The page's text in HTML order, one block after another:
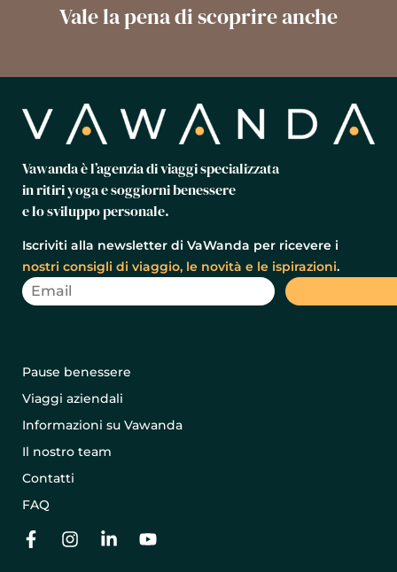
Vale la pena di scoprire anche
Vawanda è l’agenzia di viaggi specializzata
in ritiri yoga e soggiorni benessere
e lo sviluppo personale.
Iscriviti alla newsletter di VaWanda per ricevere i
nostri consigli di viaggio, le novità e le ispirazioni.
Pause benessere
Viaggi aziendali
Informazioni su Vawanda
Il nostro team
Contatti
FAQ